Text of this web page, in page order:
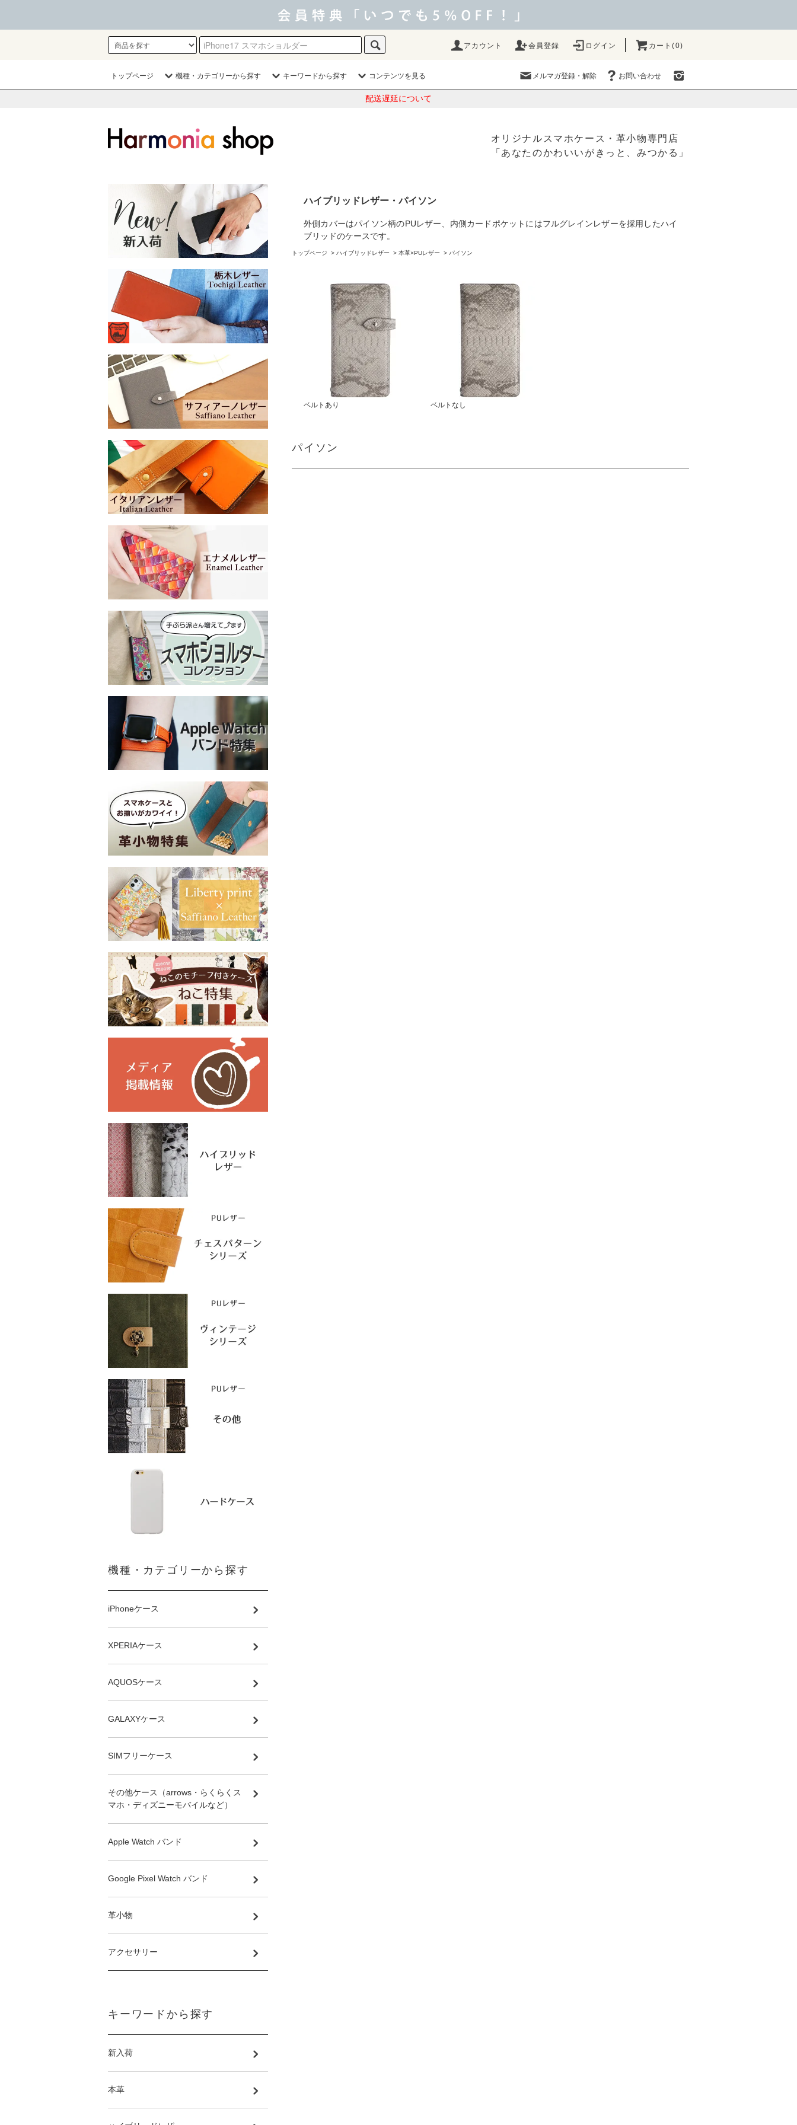
アカウント 会員登録 ログイン カート(0)
トップページ 機種・カテゴリーから探す キーワードから探す コンテンツを見る メルマガ登録・解除 お問い合わせ
配送遅延について
オリジナルスマホケース・革小物専門店
「あなたのかわいいがきっと、みつかる」
ハイブリッドレザー・パイソン
外側カバーはパイソン柄のPUレザー、内側カードポケットにはフルグレインレザーを採用したハイ
ブリッドのケースです。
トップページ > ハイブリッドレザー > 本革×PUレザー > パイソン
ベルトあり ベルトなし
パイソン
機種・カテゴリーから探す
iPhoneケース
XPERIAケース
AQUOSケース
GALAXYケース
SIMフリーケース
その他ケース（arrows・らくらくス
マホ・ディズニーモバイルなど）
Apple Watch バンド
Google Pixel Watch バンド
革小物
アクセサリー
キーワードから探す
新入荷
本革